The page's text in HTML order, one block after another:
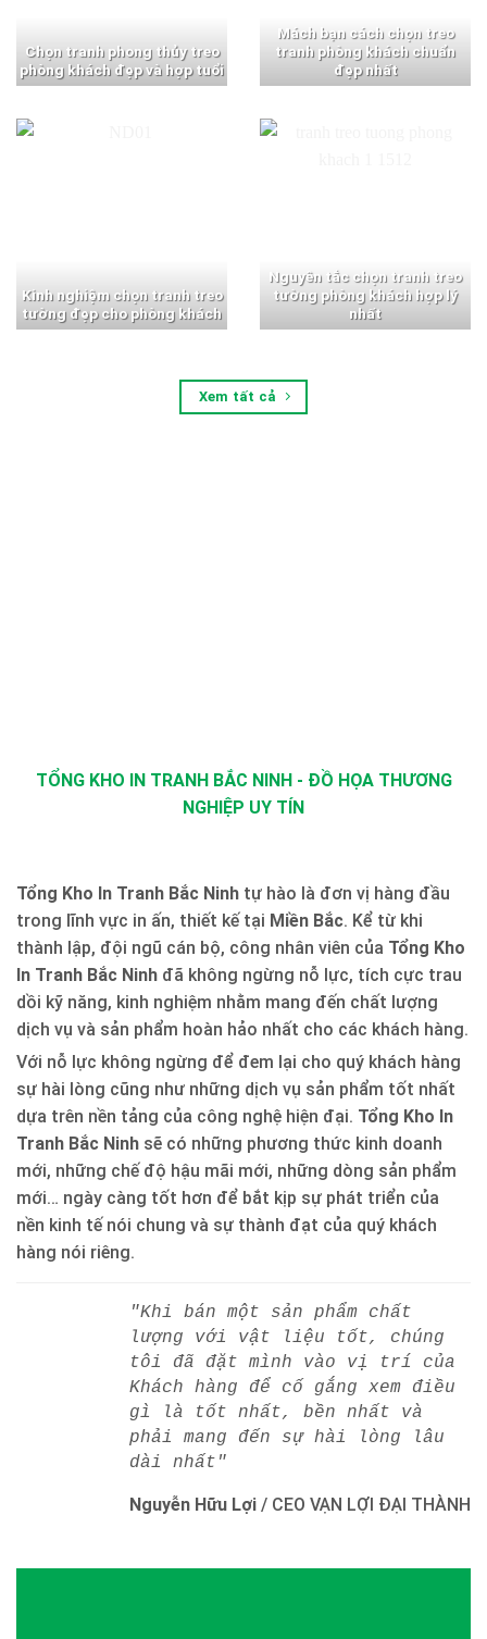
Chọn tranh phong thủy treo
phòng khách đẹp và hợp tuổi
Mách bạn cách chọn treo
tranh phòng khách chuẩn
đẹp nhất
Kinh nghiệm chọn tranh treo
tường đẹp cho phòng khách
Nguyên tắc chọn tranh treo
tường phòng khách hợp lý
nhất
Xem tất cả
TỔNG KHO IN TRANH BẮC NINH - ĐỒ HỌA THƯƠNG
NGHIỆP UY TÍN
Tổng Kho In Tranh Bắc Ninh tự hào là đơn vị hàng đầu
trong lĩnh vực in ấn, thiết kế tại Miền Bắc. Kể từ khi
thành lập, đội ngũ cán bộ, công nhân viên của Tổng Kho
In Tranh Bắc Ninh đã không ngừng nỗ lực, tích cực trau
dồi kỹ năng, kinh nghiệm nhằm mang đến chất lượng
dịch vụ và sản phẩm hoàn hảo nhất cho các khách hàng.
Với nỗ lực không ngừng để đem lại cho quý khách hàng
sự hài lòng cũng như những dịch vụ sản phẩm tốt nhất
dựa trên nền tảng của công nghệ hiện đại. Tổng Kho In
Tranh Bắc Ninh sẽ có những phương thức kinh doanh
mới, những chế độ hậu mãi mới, những dòng sản phẩm
mới… ngày càng tốt hơn để bắt kịp sự phát triển của
nền kinh tế nói chung và sự thành đạt của quý khách
hàng nói riêng.
"Khi bán một sản phẩm chất
lượng với vật liệu tốt, chúng
tôi đã đặt mình vào vị trí của
Khách hàng để cố gắng xem điều
gì là tốt nhất, bền nhất và
phải mang đến sự hài lòng lâu
dài nhất"
Nguyễn Hữu Lợi / CEO VẠN LỢI ĐẠI THÀNH